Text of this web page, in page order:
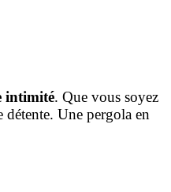
intimité. Que vous soyez
détente. Une pergola en